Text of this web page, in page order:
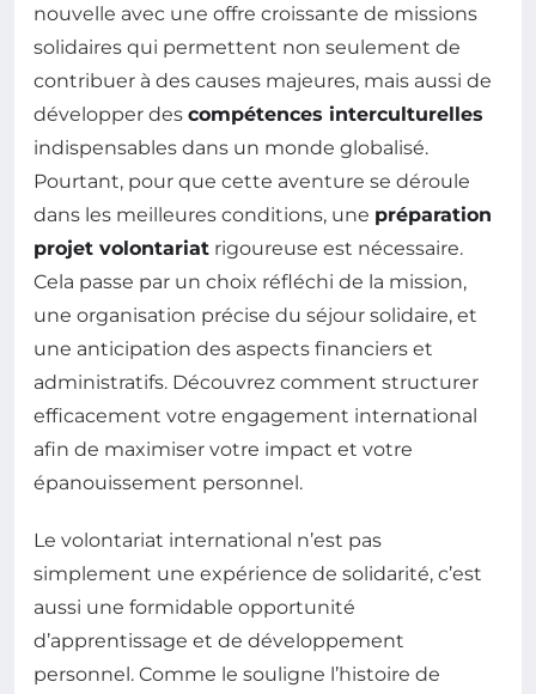
nouvelle avec une offre croissante de missions
solidaires qui permettent non seulement de
contribuer à des causes majeures, mais aussi de
développer des compétences interculturelles
indispensables dans un monde globalisé.
Pourtant, pour que cette aventure se déroule
dans les meilleures conditions, une préparation
projet volontariat rigoureuse est nécessaire.
Cela passe par un choix réfléchi de la mission,
une organisation précise du séjour solidaire, et
une anticipation des aspects financiers et
administratifs. Découvrez comment structurer
efficacement votre engagement international
afin de maximiser votre impact et votre
épanouissement personnel.
Le volontariat international n’est pas
simplement une expérience de solidarité, c’est
aussi une formidable opportunité
d’apprentissage et de développement
personnel. Comme le souligne l’histoire de